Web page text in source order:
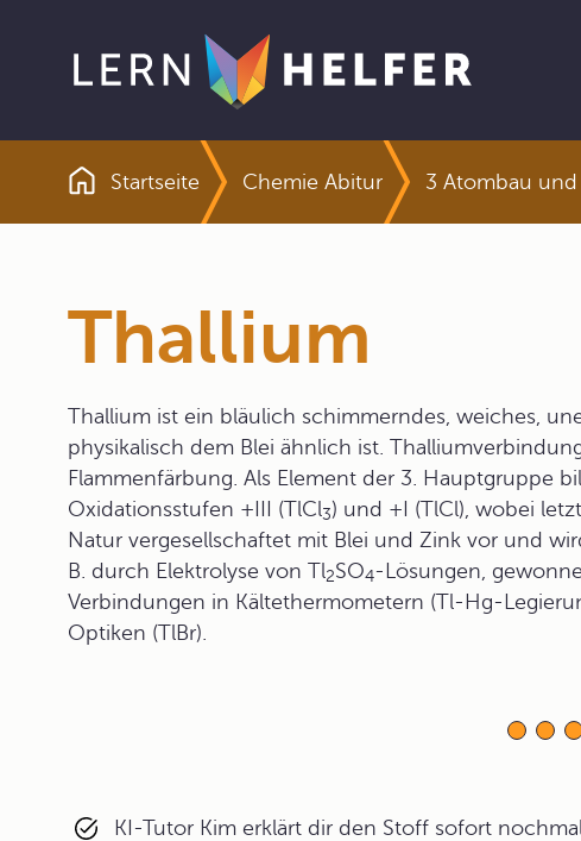
Pfadnavigation
Startseite Chemie Abitur 3 Atombau
Thallium
Thallium ist ein bläulich schimmerndes, weiches,
physikalisch dem Blei ähnlich ist.
Flammenfärbung. Als Element der 3. Hauptgruppe
Oxidationsstufen +III (TlCl3) und +I (TlCl), wobei
Natur vergesellschaftet mit Blei und Zink vor und
B. durch Elektrolyse von Tl2SO4-Lösungen,
Verbindungen in Kältethermometern (Tl-Hg-
Optiken (TlBr).
KI-Tutor Kim erklärt dir den Stoff sofort